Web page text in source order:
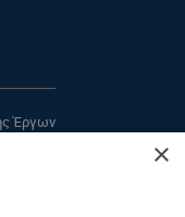
Έργων
×